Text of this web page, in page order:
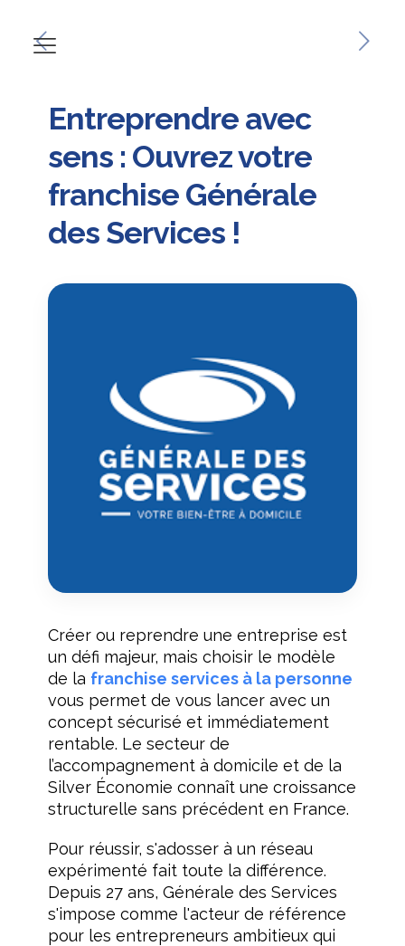
Entreprendre avec
sens : Ouvrez votre
franchise Générale
des Services !
Créer ou reprendre une entreprise est
un défi majeur, mais choisir le modèle
de la franchise services à la personne
vous permet de vous lancer avec un
concept sécurisé et immédiatement
rentable. Le secteur de
l’accompagnement à domicile et de la
Silver Économie connaît une croissance
structurelle sans précédent en France.
Pour réussir, s'adosser à un réseau
expérimenté fait toute la différence.
Depuis 27 ans, Générale des Services
s'impose comme l'acteur de référence
pour les entrepreneurs ambitieux qui